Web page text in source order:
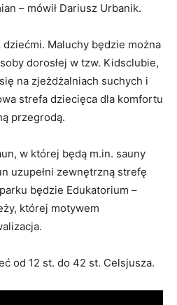
– mówił Dariusz Urbanik.
Maluchy będzie można
dorosłej w tzw. Kidsclubie,
na zjeżdżalniach suchych i
strefa dziecięca dla komfortu
przegrodą.
w której będą m.in. sauny
uzupełni zewnętrzną strefę
będzie Edukatorium –
której motywem
od 12 st. do 42 st. Celsjusza.